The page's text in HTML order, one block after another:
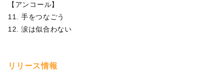
【アンコール】
11. 手をつなごう
12. 涙は似合わない
リリース情報